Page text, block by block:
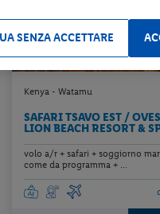
Kenya - Watamu
SAFARI TSAVO EST /
LION BEACH RESORT &
volo a/r + safari + soggiorno
come da programma + ...
SENZA ACCETTARE